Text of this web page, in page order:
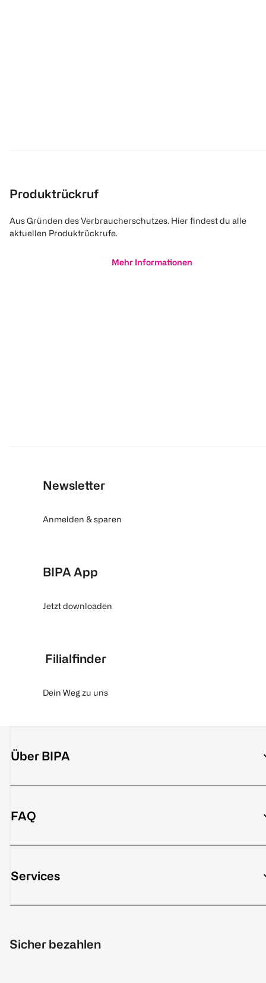
Produktrückruf
Aus Gründen des Verbraucherschutzes. Hier findest du alle
aktuellen Produktrückrufe.
Mehr Informationen
Newsletter
Anmelden & sparen
BIPA App
Jetzt downloaden
Filialfinder
Dein Weg zu uns
Über BIPA
FAQ
Services
Sicher bezahlen